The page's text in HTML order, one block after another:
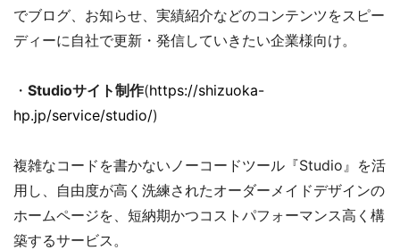
でブログ、お知らせ、実績紹介などのコンテンツをスピー
ディーに自社で更新・発信していきたい企業様向け。
・ Studioサイト制作(https://shizuoka-
hp.jp/service/studio/)
複雑なコードを書かないノーコードツール『Studio』を活
用し、自由度が高く洗練されたオーダーメイドデザインの
ホームページを、短納期かつコストパフォーマンス高く構
築するサービス。